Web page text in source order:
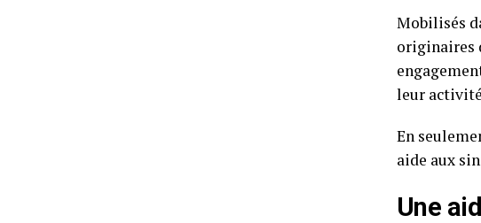
Mobilisés
originaires
leur
En
aide aux
Une